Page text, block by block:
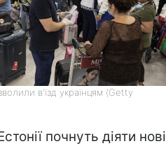
в'їзд українцям (Getty
почнуть діяти нові